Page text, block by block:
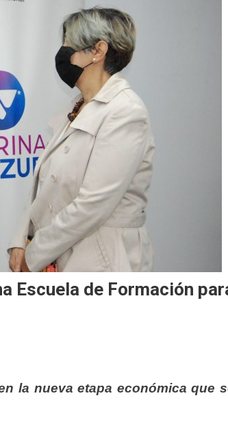
Escuela de Formación
la nueva etapa económica que